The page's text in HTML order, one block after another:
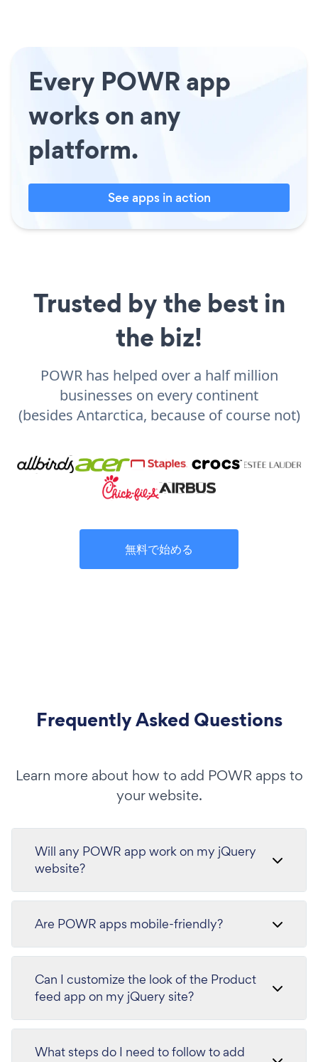
Every POWR app
works on any
platform.
See apps in action
Trusted by the best in
the biz!
POWR has helped over a half million
businesses on every continent
(besides Antarctica, because of course not)
無料で始める
Frequently Asked Questions
Learn more about how to add POWR apps to
your website.
Will any POWR app work on my jQuery
website?
Are POWR apps mobile-friendly?
Can I customize the look of the Product
feed app on my jQuery site?
What steps do I need to follow to add